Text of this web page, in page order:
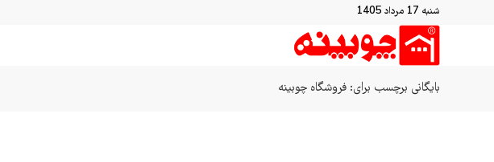
شنبه 17 مرداد 1405
بایگانی برچسب برای: فروشگاه چوبینه